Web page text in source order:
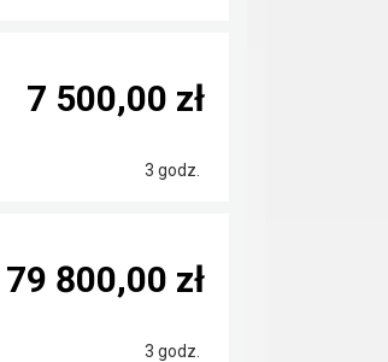
3 godz.
7 500,00 zł
3 godz.
79 800,00 zł